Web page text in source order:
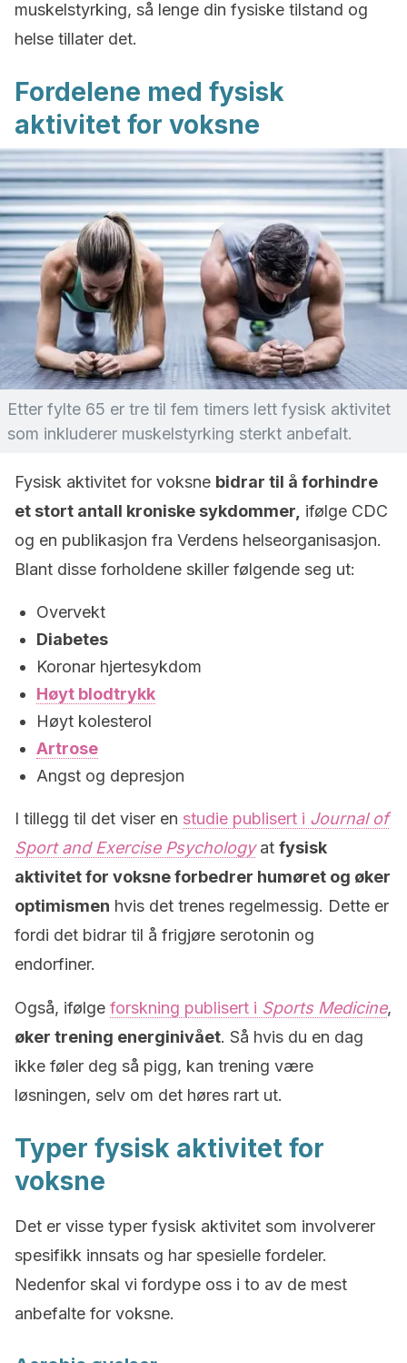
muskelstyrking, så lenge din fysiske tilstand og
helse tillater det.
Fordelene med fysisk
aktivitet for voksne
Etter fylte 65 er tre til fem timers lett fysisk aktivitet
som inkluderer muskelstyrking sterkt anbefalt.
Fysisk aktivitet for voksne bidrar til å forhindre
et stort antall kroniske sykdommer, ifølge CDC
og en publikasjon fra Verdens helseorganisasjon.
Blant disse forholdene skiller følgende seg ut:
Overvekt
Diabetes
Koronar hjertesykdom
Høyt blodtrykk
Høyt kolesterol
Artrose
Angst og depresjon
I tillegg til det viser en studie publisert i Journal of
Sport and Exercise Psychologyat fysisk
aktivitet for voksne forbedrer humøret og øker
optimismen hvis det trenes regelmessig. Dette er
fordi det bidrar til å frigjøre serotonin og
endorfiner.
Også, ifølge forskning publisert i Sports Medicine,
øker trening energinivået. Så hvis du en dag
ikke føler deg så pigg, kan trening være
løsningen, selv om det høres rart ut.
Typer fysisk aktivitet for
voksne
Det er visse typer fysisk aktivitet som involverer
spesifikk innsats og har spesielle fordeler.
Nedenfor skal vi fordype oss i to av de mest
anbefalte for voksne.